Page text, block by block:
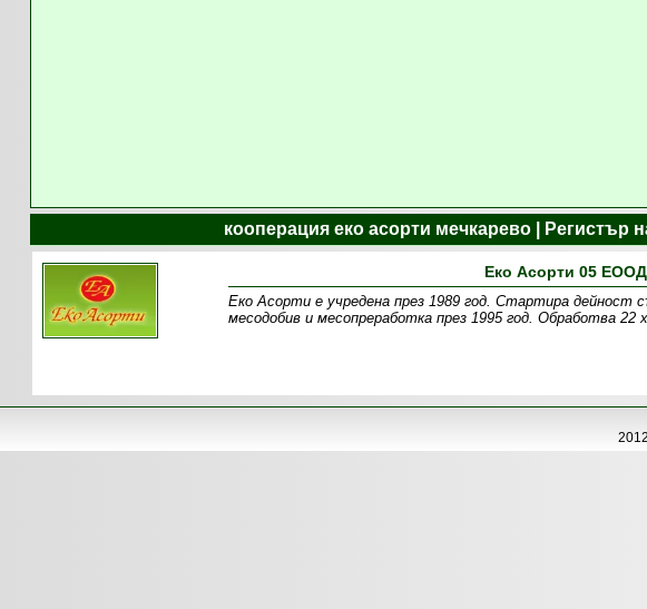
кооперация еко асорти мечкарево | Регистър
Еко Асорти 05
Еко Асорти е учредена през 1989 год. Стартира дейност
месодобив и месопреработка през 1995 год. Обработва 22